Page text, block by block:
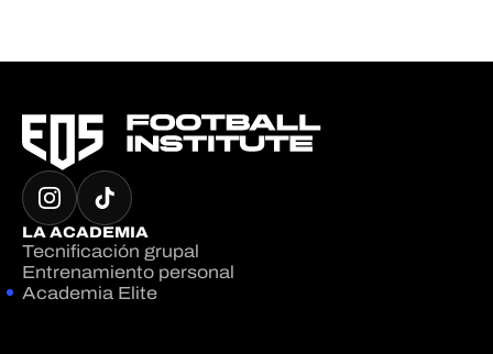
LA ACADEMIA
Tecnificación grupal
Entrenamiento personal
Academia Elite